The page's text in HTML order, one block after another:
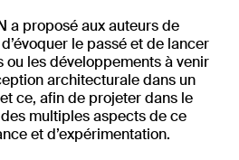
a proposé aux auteurs de
d’évoquer le passé et de lancer
ou les développements à venir
architecturale dans un
ce, afin de projeter dans le
multiples aspects de ce
et d’expérimentation.